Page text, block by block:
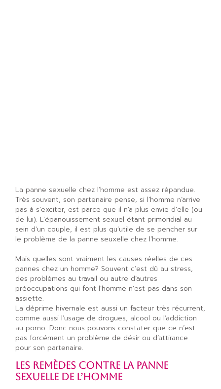
La panne sexuelle chez l’homme est assez répandue.
Très souvent, son partenaire pense, si l’homme n’arrive
pas à s’exciter, est parce que il n’a plus envie d’elle (ou
de lui). L’épanouissement sexuel étant primoridial au
sein d’un couple, il est plus qu’utile de se pencher sur
le problème de la panne seuxelle chez l’homme.
Mais quelles sont vraiment les causes réelles de ces
pannes chez un homme? Souvent c’est dû au stress,
des problèmes au travail ou autre d’autres
préoccupations qui font l’homme n’est pas dans son
assiette.
La déprime hivernale est aussi un facteur très récurrent,
comme aussi l’usage de drogues, alcool ou l’addiction
au porno. Donc nous pouvons constater que ce n’est
pas forcément un problème de désir ou d’attirance
pour son partenaire.
LES REMÈDES CONTRE LA PANNE
SEXUELLE DE L’HOMME